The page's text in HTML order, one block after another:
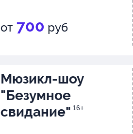
от 700 руб
Мюзикл-шоу
"Безумное
свидание" 16+